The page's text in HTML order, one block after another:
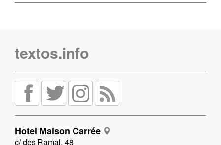
textos.info
Hotel Maison Carrée
c/ des Ramal, 48